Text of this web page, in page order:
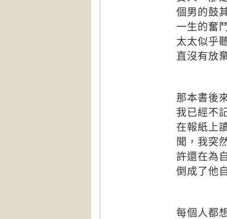
個男的鼓
一生的奮
太太似乎
直沒有放
那本書後
我已經不
在報紙上
聞，我突
許還在為
倒成了他
每個人都